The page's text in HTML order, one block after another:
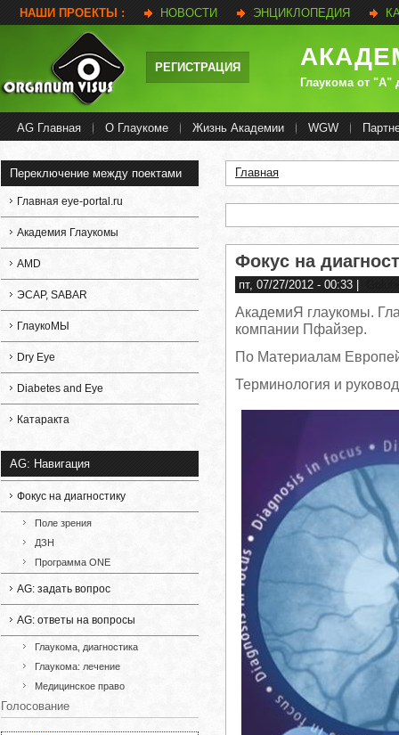
НАШИ ПРОЕКТЫ : НОВОСТИ ЭНЦИКЛОПЕДИЯ
РЕГИСТРАЦИЯ
Глаукома от "А"
AG Главная О Глаукоме Жизнь Академии WGW
Переключение между поектами
Главная eye-portal.ru
Академия Глаукомы
AMD
ЭСАР, SABAR
ГлаукоМЫ
Dry Eye
Diabetes and Eye
Катаракта
AG: Навигация
Фокус на диагностику
Поле зрения
ДЗН
Программа ONE
AG: задать вопрос
AG: ответы на вопросы
Глаукома, диагностика
Глаукома: лечение
Медицинское право
Голосование
Вы здесь
Главная
Фокус на
пт, 07/27/2012 - 00:33 |
АкадемиЯ глаукомы.
компании Пфайзер.
По Материалам
Терминология и